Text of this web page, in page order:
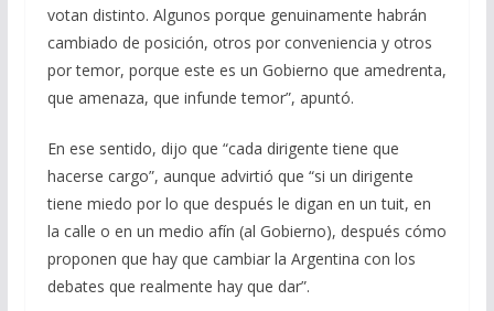
votan distinto. Algunos porque genuinamente habrán
cambiado de posición, otros por conveniencia y otros
por temor, porque este es un Gobierno que amedrenta,
que amenaza, que infunde temor”, apuntó.
En ese sentido, dijo que “cada dirigente tiene que
hacerse cargo”, aunque advirtió que “si un dirigente
tiene miedo por lo que después le digan en un tuit, en
la calle o en un medio afín (al Gobierno), después cómo
proponen que hay que cambiar la Argentina con los
debates que realmente hay que dar”.